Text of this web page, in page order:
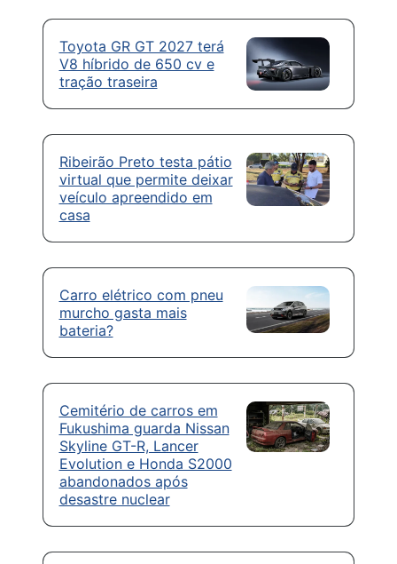
Toyota GR GT 2027 terá
V8 híbrido de 650 cv e
tração traseira
Ribeirão Preto testa pátio
virtual que permite deixar
veículo apreendido em
casa
Carro elétrico com pneu
murcho gasta mais
bateria?
Cemitério de carros em
Fukushima guarda Nissan
Skyline GT-R, Lancer
Evolution e Honda S2000
abandonados após
desastre nuclear